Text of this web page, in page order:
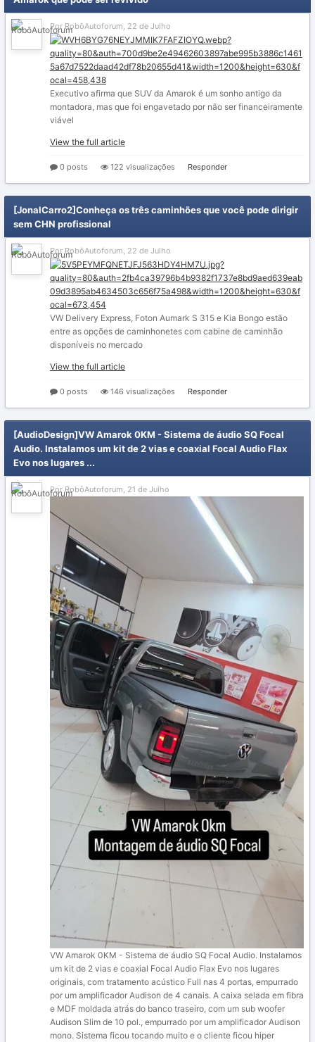
Por RobôAutoforum, 22 de Julho
Executivo afirma que SUV da Amarok é um sonho antigo da
montadora, mas que foi engavetado por não ser financeiramente
viável
View the full article
0 posts 122 visualizações Responder
[JonalCarro2]Conheça os três caminhões que você pode dirigir
sem CHN profissional
Por RobôAutoforum, 22 de Julho
VW Delivery Express, Foton Aumark S 315 e Kia Bongo estão
entre as opções de caminhonetes com cabine de caminhão
disponíveis no mercado
View the full article
0 posts 146 visualizações Responder
[AudioDesign]VW Amarok 0KM - Sistema de áudio SQ Focal
Audio. Instalamos um kit de 2 vias e coaxial Focal Audio Flax
Evo nos lugares ...
Por RobôAutoforum, 21 de Julho
VW Amarok 0KM - Sistema de áudio SQ Focal Audio. Instalamos
um kit de 2 vias e coaxial Focal Audio Flax Evo nos lugares
originais, com tratamento acústico Full nas 4 portas, empurrado
por um amplificador Audison de 4 canais. A caixa selada em fibra
e MDF moldada atrás do banco traseiro, com um sub woofer
Audison Slim de 10 pol., empurrado por um amplificador Audison
mono. Sistema ficou tocando muito e o cliente ficou hiper